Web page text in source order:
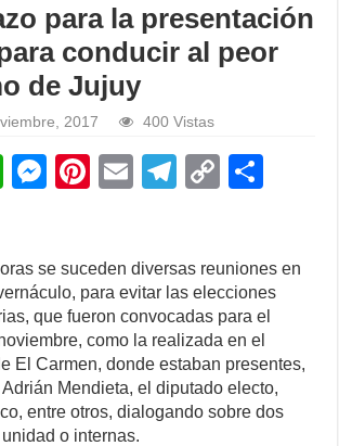
para la presentación
conducir al peor
de Jujuy
2017 400 Vistas
W
s
A
p
p
M
e
n
g
er
Pi
e
st
E
T
gr
a
m
C
y
Li
n
k
e
se suceden diversas reuniones en
para evitar las elecciones
que fueron convocadas para el
como la realizada en el
El Carmen, donde estaban presentes,
Mendieta, el diputado electo,
entre otros, dialogando sobre dos
o internas.